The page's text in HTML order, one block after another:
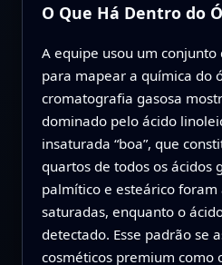
O Que Há Dentro do
A equipe usou um conjunto
para mapear a química do
cromatografia gasosa
dominado pelo ácido
insaturada “boa”, que
quartos de todos os ácidos
palmítico e esteárico
saturadas, enquanto o
detectado. Esse padrão se
cosméticos premium como